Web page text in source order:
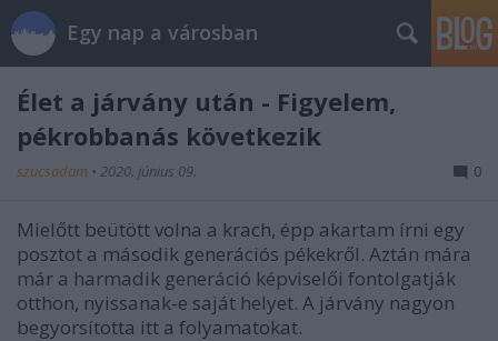
Egy nap a városban
Élet a járvány után - Figyelem,
pékrobbanás következik
szucsadam • 2020. június 09. 0
Mielőtt beütött volna a krach, épp akartam írni egy
posztot a második generációs pékekről. Aztán mára
már a harmadik generáció képviselői fontolgatják
otthon, nyissanak-e saját helyet. A járvány nagyon
begyorsította itt a folyamatokat.